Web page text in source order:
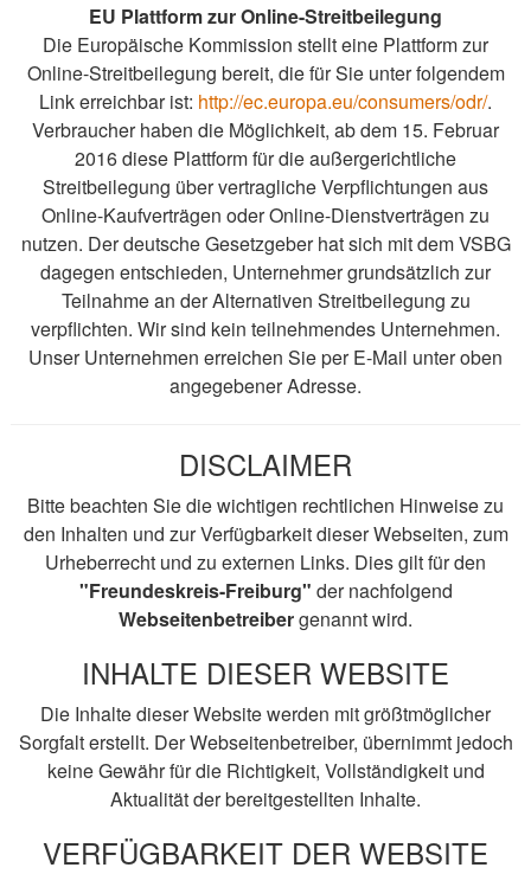
EU Plattform zur Online-Streitbeilegung
Die Europäische Kommission stellt eine Plattform zur
Online-Streitbeilegung bereit, die für Sie unter folgendem
Link erreichbar ist: http://ec.europa.eu/consumers/odr/.
Verbraucher haben die Möglichkeit, ab dem 15. Februar
2016 diese Plattform für die außergerichtliche
Streitbeilegung über vertragliche Verpflichtungen aus
Online-Kaufverträgen oder Online-Dienstverträgen zu
nutzen. Der deutsche Gesetzgeber hat sich mit dem VSBG
dagegen entschieden, Unternehmer grundsätzlich zur
Teilnahme an der Alternativen Streitbeilegung zu
verpflichten. Wir sind kein teilnehmendes Unternehmen.
Unser Unternehmen erreichen Sie per E-Mail unter oben
angegebener Adresse.
DISCLAIMER
Bitte beachten Sie die wichtigen rechtlichen Hinweise zu
den Inhalten und zur Verfügbarkeit dieser Webseiten, zum
Urheberrecht und zu externen Links. Dies gilt für den
"Freundeskreis-Freiburg" der nachfolgend
Webseitenbetreibergenannt wird.
INHALTE DIESER WEBSITE
Die Inhalte dieser Website werden mit größtmöglicher
Sorgfalt erstellt. Der Webseitenbetreiber, übernimmt jedoch
keine Gewähr für die Richtigkeit, Vollständigkeit und
Aktualität der bereitgestellten Inhalte.
VERFÜGBARKEIT DER WEBSITE